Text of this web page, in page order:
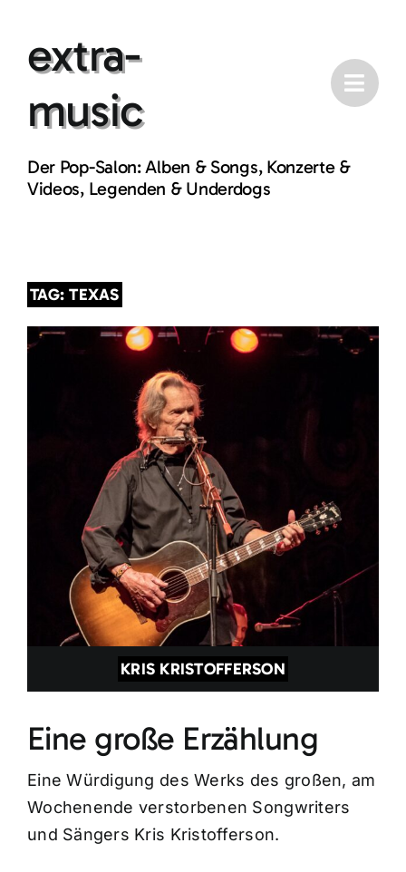
contentextra-
music
Der Pop-Salon: Alben & Songs, Konzerte &
Videos, Legenden & Underdogs
TAG: TEXAS
KRIS KRISTOFFERSON
Eine große Erzählung
Eine Würdigung des Werks des großen, am
Wochenende verstorbenen Songwriters
und Sängers Kris Kristofferson.